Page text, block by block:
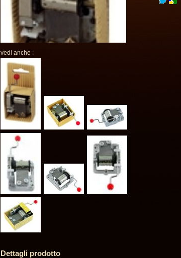
vedi anche :
Dettagli prodotto